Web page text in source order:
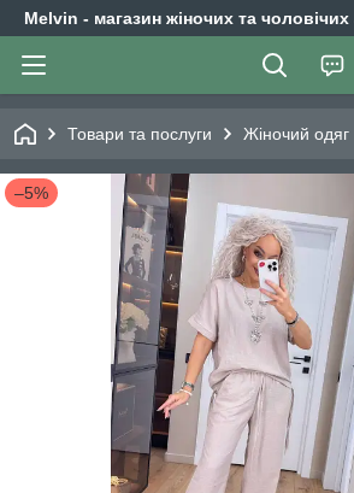
Melvin - магазин жіночих та чоловічих
Товари та послуги Жіночий одяг
–5%